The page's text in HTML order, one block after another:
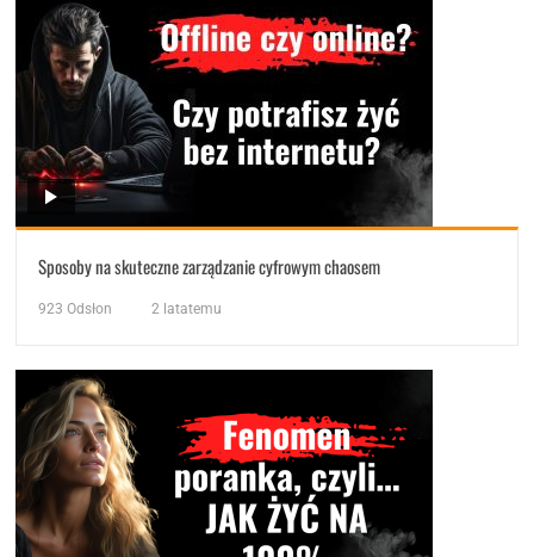
Sposoby na skuteczne zarządzanie cyfrowym chaosem
923 Odsłon 2 latatemu